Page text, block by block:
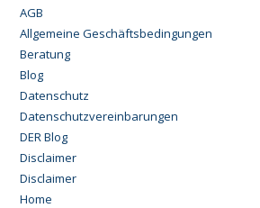
AGB
Allgemeine Geschäftsbedingungen
Beratung
Blog
Datenschutz
Datenschutzvereinbarungen
DER Blog
Disclaimer
Disclaimer
Home